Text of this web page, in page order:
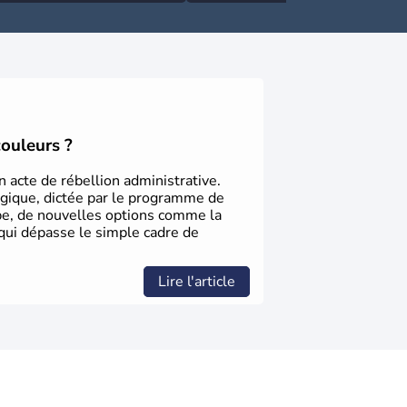
?
acte de rébellion administrative.
dictée par le programme de
de nouvelles options comme la
dépasse le simple cadre de
Lire l'article